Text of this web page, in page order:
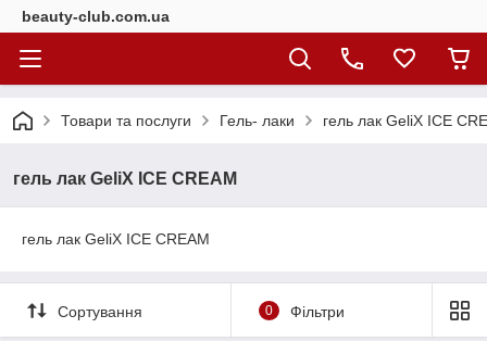
beauty-club.com.ua
Товари та послуги Гель- лаки гель лак GeliX ICE
гель лак GeliX ICE CREAM
гель лак GeliX ICE CREAM
Сортування 0 Фільтри